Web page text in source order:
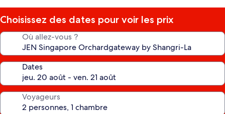
Choisissez des dates pour voir les prix
Où allez-vous ?
Dates
Voyageurs